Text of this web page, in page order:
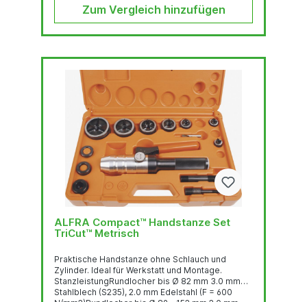
Zum Vergleich hinzufügen
ALFRA Compact™ Handstanze Set
TriCut™ Metrisch
Praktische Handstanze ohne Schlauch und
Zylinder. Ideal für Werkstatt und Montage.
StanzleistungRundlocher bis Ø 82 mm 3.0 mm
Stahlblech (S235), 2.0 mm Edelstahl (F = 600